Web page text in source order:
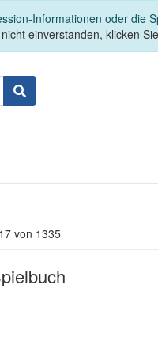
Informationen oder die
einverstanden, klicken
von 1335